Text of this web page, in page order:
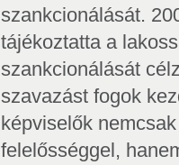
szankcionálását.
tájékoztatta a
szankcionálását
szavazást fogok
képviselők
felelősséggel,